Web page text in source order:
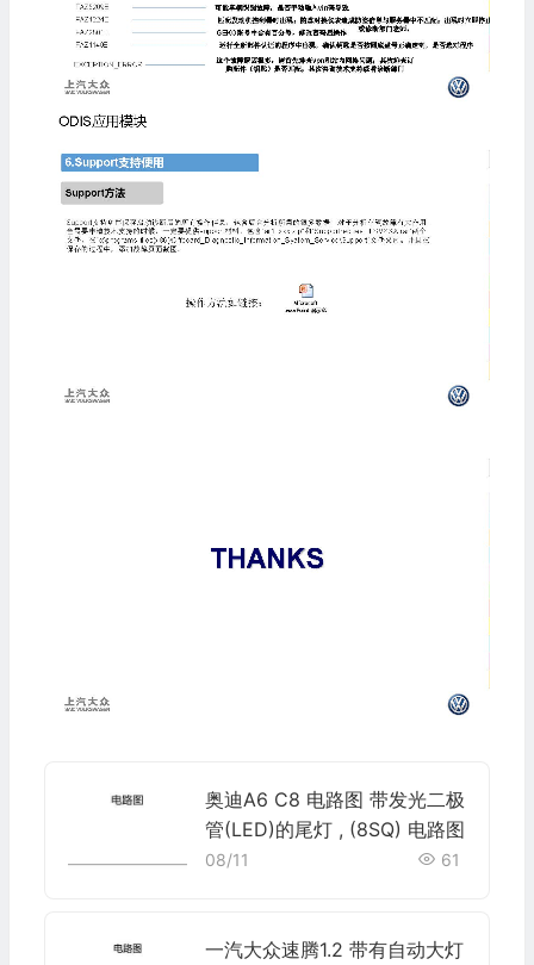
奥迪A6 C8 电路图 带发光二极
管(LED)的尾灯 , (8SQ) 电路图
08/11 61
一汽大众速腾1.2 带有自动大灯